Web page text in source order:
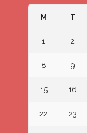
M T
1 2
8 9
15 16
22 23